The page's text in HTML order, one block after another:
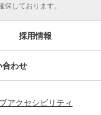
しております。
採用情報
合わせ
アクセシビリティ